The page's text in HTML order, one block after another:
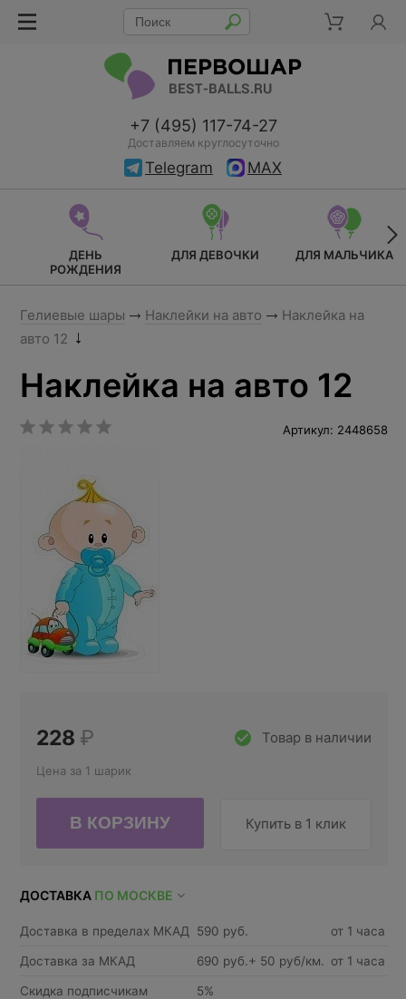
+7 (495) 117-74-27
Доставляем круглосуточно
Telegram MAX
ДЕНЬ
РОЖДЕНИЯ
ДЛЯ ДЕВОЧКИ ДЛЯ МАЛЬЧИКА
Гелиевые шары Наклейки на авто
Наклейка на
авто 12
Наклейка на авто 12
Артикул: 2448658
Товар в наличии
228 ₽
Цена за 1 шарик
Купить в 1 клик
ДОСТАВКА ПО МОСКВЕ
Доставка в пределах МКАД 590 руб. от 1 часа
Доставка за МКАД 690 руб.+ 50 руб/км. от 1 часа
Скидка подписчикам 5%